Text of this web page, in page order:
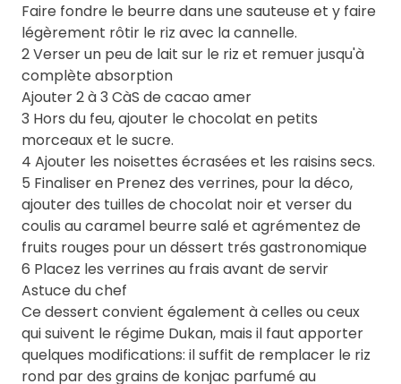
Faire fondre le beurre dans une sauteuse et y faire
légèrement rôtir le riz avec la cannelle.
2 Verser un peu de lait sur le riz et remuer jusqu'à
complète absorption
Ajouter 2 à 3 CàS de cacao amer
3 Hors du feu, ajouter le chocolat en petits
morceaux et le sucre.
4 Ajouter les noisettes écrasées et les raisins secs.
5 Finaliser en Prenez des verrines, pour la déco,
ajouter des tuilles de chocolat noir et verser du
coulis au caramel beurre salé et agrémentez de
fruits rouges pour un déssert trés gastronomique
6 Placez les verrines au frais avant de servir
Astuce du chef
Ce dessert convient également à celles ou ceux
qui suivent le régime Dukan, mais il faut apporter
quelques modifications: il suffit de remplacer le riz
rond par des grains de konjac parfumé au